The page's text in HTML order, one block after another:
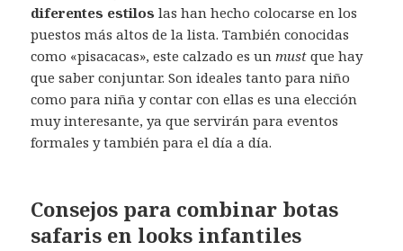
diferentes estilos las han hecho colocarse en los
puestos más altos de la lista. También conocidas
como «pisacacas», este calzado es unmust que hay
que saber conjuntar. Son ideales tanto para niño
como para niña y contar con ellas es una elección
muy interesante, ya que servirán para eventos
formales y también para el día a día.
Consejos para combinar botas
safaris en looks infantiles